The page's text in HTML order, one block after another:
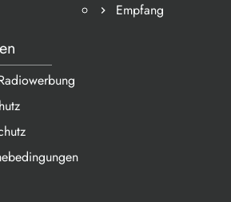
Empfang